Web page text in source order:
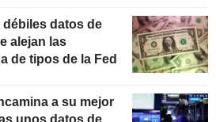
débiles datos de
alejan las
de tipos de la Fed
a su mejor
unos datos de